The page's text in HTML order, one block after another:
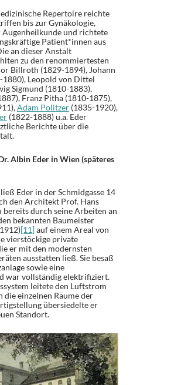
Repertoire reichte
bis zur Gynäkologie,
und richtete
Patient*innen aus
an dieser Anstalt
zu den renommiertesten
Billroth (1829-1894), Johann
Leopold von Dittel
Sigmund (1810-1883),
Franz Pitha (1810-1875),
Adam Politzer (1835-1920),
(1822-1888) u.a. Eder
Berichte über die
Albin Eder in Wien (späteres
Eder in der Schmidgasse 14
den Architekt Prof. Hans
durch seine Arbeiten an
bekannten Baumeister
[11]auf einem Areal von
vierstöckige private
er mit den modernsten
ausstatten ließ. Sie besaß
sowie eine
war vollständig elektrifiziert.
leitete den Luftstrom
die einzelnen Räume der
übersiedelte er
Standort.